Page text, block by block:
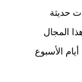
حديثة
المجال
مدار 24 ساعة وفي كافة أيام الأسبوع